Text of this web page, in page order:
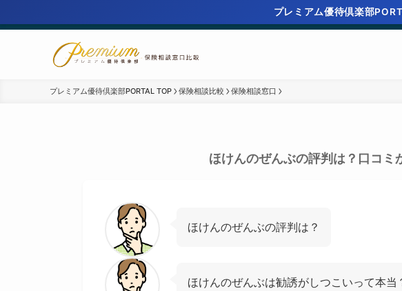
プレミアム優待倶楽部
プレミアム優待倶楽部PORTAL TOP 保険相談比較 保険相談窓口
ほけんのぜんぶの評判は？口コ
ほけんのぜんぶの評判は？
ほけんのぜんぶは勧誘がしつこいって本当